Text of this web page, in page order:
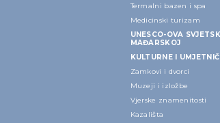
Termalni bazen i spa
Medicinski turizam
UNESCO-OVA
MAĐARSKOJ
KULTURNE I
Zamkovi i dvorci
Muzeji i izložbe
Vjerske znamenitosti
Kazališta